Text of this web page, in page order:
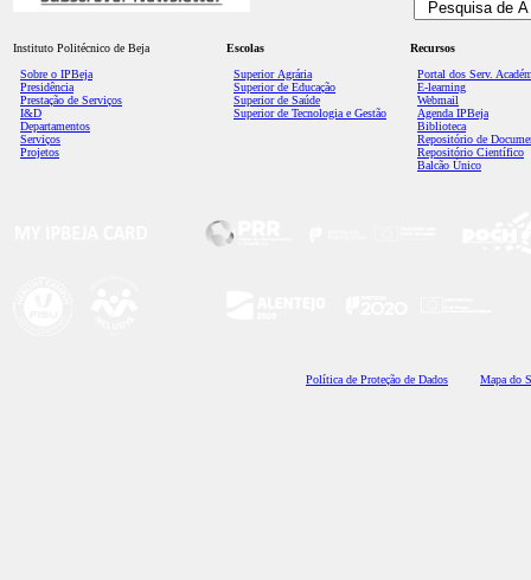
Instituto Politécnico de Beja
Sobre o IPBeja
Presidência
Prestação de Serviços
I&D
Departamentos
Serviços
Projetos
Escolas
Superior Agrária
Superior de Educação
Superior de Saúde
Superior de Tecnologia e Gestão
Recursos
Portal dos Serv.
E-learning
Webmail
Agenda IPBeja
Biblioteca
Repositório de
Repositório Científico
Balcão Único
Política de Proteção de Dados Mapa do